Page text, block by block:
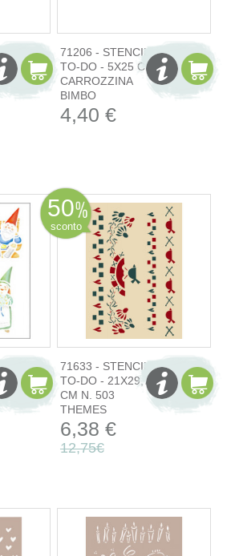
71206 - STENCIL
TO-DO - 5X25 CM
CARROZZINA
BIMBO
4,40 €
50
sconto
71633 - STENCIL
TO-DO - 21X29,7
CM N. 503
THEMES
6,38 €
12,75€